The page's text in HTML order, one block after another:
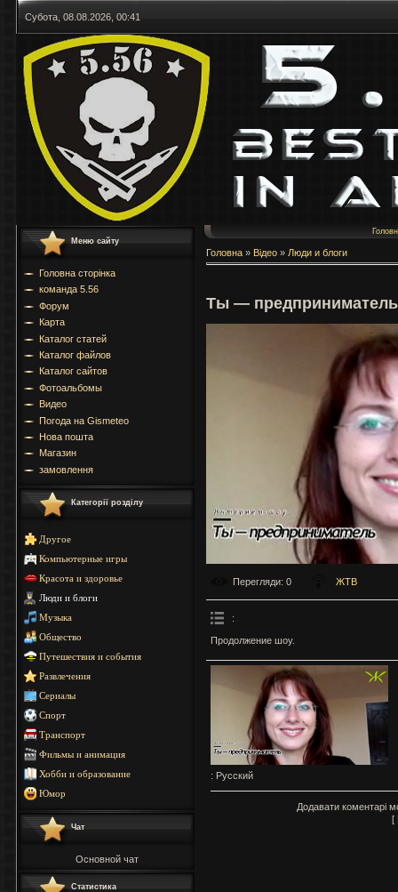
Субота, 08.08.2026, 00:41
Меню сайту
Головна сторінка
команда 5.56
Форум
Карта
Каталог статей
Каталог файлов
Каталог сайтов
Фотоальбомы
Видео
Погода на Gismeteo
Нова пошта
Магазин
замовлення
Категорії розділу
Другое
Компьютерные игры
Красота и здоровье
Люди и блоги
Музыка
Общество
Путешествия и события
Развлечения
Сериалы
Спорт
Транспорт
Фильмы и анимация
Хобби и образование
Юмор
Чат
Основной чат
Статистика
Головна » Відео » Люди и блоги
Ты —
Перегляди: 0 ЖТВ
:
Продолжение шоу.
: Русский
Додавати коментарі
[